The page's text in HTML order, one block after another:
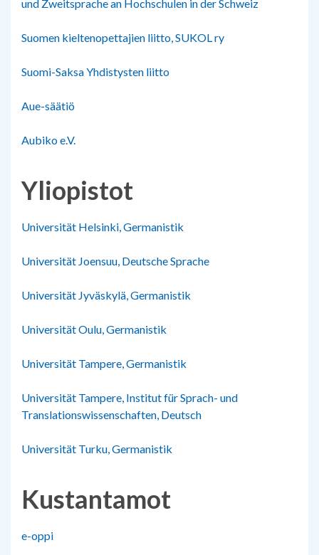
und Zweitsprache an Hochschulen in der Schweiz
Suomen kieltenopettajien liitto, SUKOL ry
Suomi-Saksa Yhdistysten liitto
Aue-säätiö
Aubiko e.V.
Yliopistot
Universität Helsinki, Germanistik
Universität Joensuu, Deutsche Sprache
Universität Jyväskylä, Germanistik
Universität Oulu, Germanistik
Universität Tampere, Germanistik
Universität Tampere, Institut für Sprach- und
Translationswissenschaften, Deutsch
Universität Turku, Germanistik
Kustantamot
e-oppi